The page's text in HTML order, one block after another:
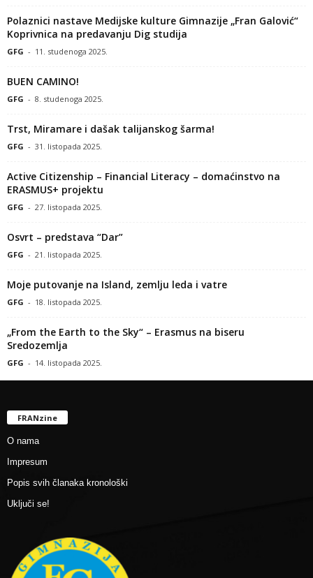
Polaznici nastave Medijske kulture Gimnazije „Fran Galović“
Koprivnica na predavanju Dig studija
GFG - 11. studenoga 2025.
BUEN CAMINO!
GFG - 8. studenoga 2025.
Trst, Miramare i dašak talijanskog šarma!
GFG - 31. listopada 2025.
Active Citizenship – Financial Literacy – domaćinstvo na
ERASMUS+ projektu
GFG - 27. listopada 2025.
Osvrt – predstava “Dar”
GFG - 21. listopada 2025.
Moje putovanje na Island, zemlju leda i vatre
GFG - 18. listopada 2025.
„From the Earth to the Sky“ – Erasmus na biseru
Sredozemlja
GFG - 14. listopada 2025.
FRANzine
O nama
Impresum
Popis svih članaka kronološki
Uključi se!